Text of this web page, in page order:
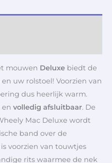
mouwen Deluxe biedt de
uw rolstoel! Voorzien van
dus heerlijk warm.
en volledig afsluitbaar. De
Mac Deluxe wordt
band over de
voorzien van touwtjes
rits waarmee de nek